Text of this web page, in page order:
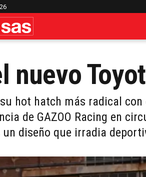
nuevo
hot hatch más radical con
de GAZOO Racing en
diseño que irradia